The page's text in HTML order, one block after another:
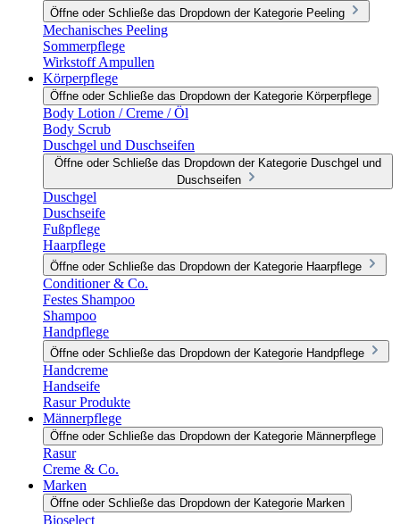
Öffne oder Schließe das Dropdown der Kategorie Peeling
Mechanisches Peeling
Sommerpflege
Wirkstoff Ampullen
Körperpflege
Öffne oder Schließe das Dropdown der Kategorie Körperpflege
Body Lotion / Creme / Öl
Body Scrub
Duschgel und Duschseifen
Öffne oder Schließe das Dropdown der Kategorie Duschgel und
Duschseifen
Duschgel
Duschseife
Fußpflege
Haarpflege
Öffne oder Schließe das Dropdown der Kategorie Haarpflege
Conditioner & Co.
Festes Shampoo
Shampoo
Handpflege
Öffne oder Schließe das Dropdown der Kategorie Handpflege
Handcreme
Handseife
Rasur Produkte
Männerpflege
Öffne oder Schließe das Dropdown der Kategorie Männerpflege
Rasur
Creme & Co.
Marken
Öffne oder Schließe das Dropdown der Kategorie Marken
Bioselect